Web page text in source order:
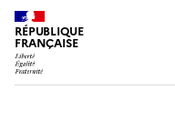
RÉPUBLIQUE
FRANÇAISE